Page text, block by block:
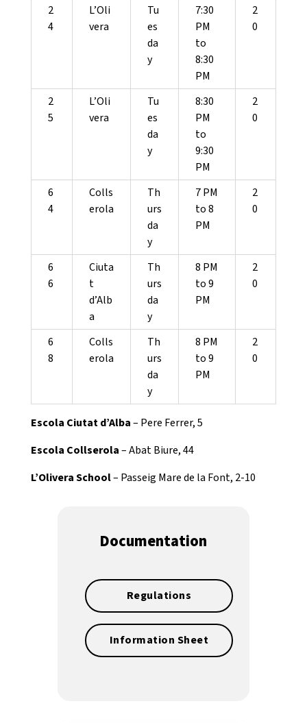
2
4
L’Oli
vera
Tu
es
da
y
7:30
PM
to
8:30
PM
2
0
2
5
L’Oli
vera
Tu
es
da
y
8:30
PM
to
9:30
PM
2
0
6
4
Colls
erola
Th
urs
da
y
7 PM
to 8
PM
2
0
6
6
Ciuta
t
d’Alb
a
Th
urs
da
y
8 PM
to 9
PM
2
0
6
8
Colls
erola
Th
urs
da
y
8 PM
to 9
PM
2
0
Escola Ciutat d’Alba– Pere Ferrer, 5
Escola Collserola– Abat Biure, 44
L’Olivera School– Passeig Mare de la Font, 2-10
Documentation
Regulations
Information Sheet
Treballa amb nosaltres